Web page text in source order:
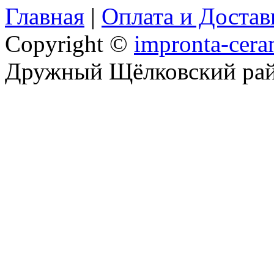
Главная | Оплата и
Copyright © impronta-
Дружный Щёлковский